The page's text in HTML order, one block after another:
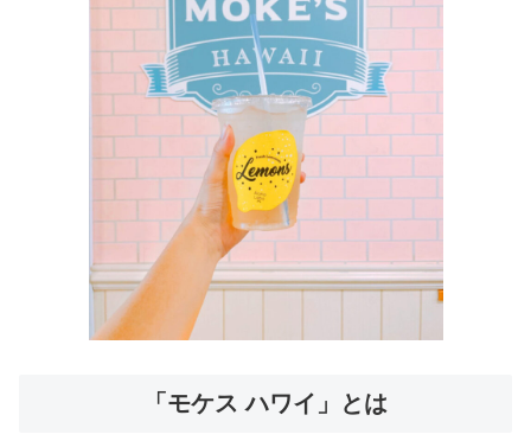
「モケス ハワイ」とは